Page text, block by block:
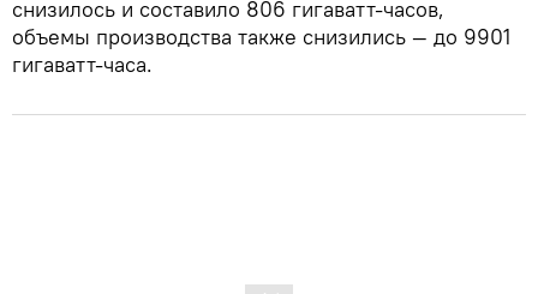
снизилось и составило 806 гигаватт-часов,
объемы производства также снизились — до 9901
гигаватт-часа.